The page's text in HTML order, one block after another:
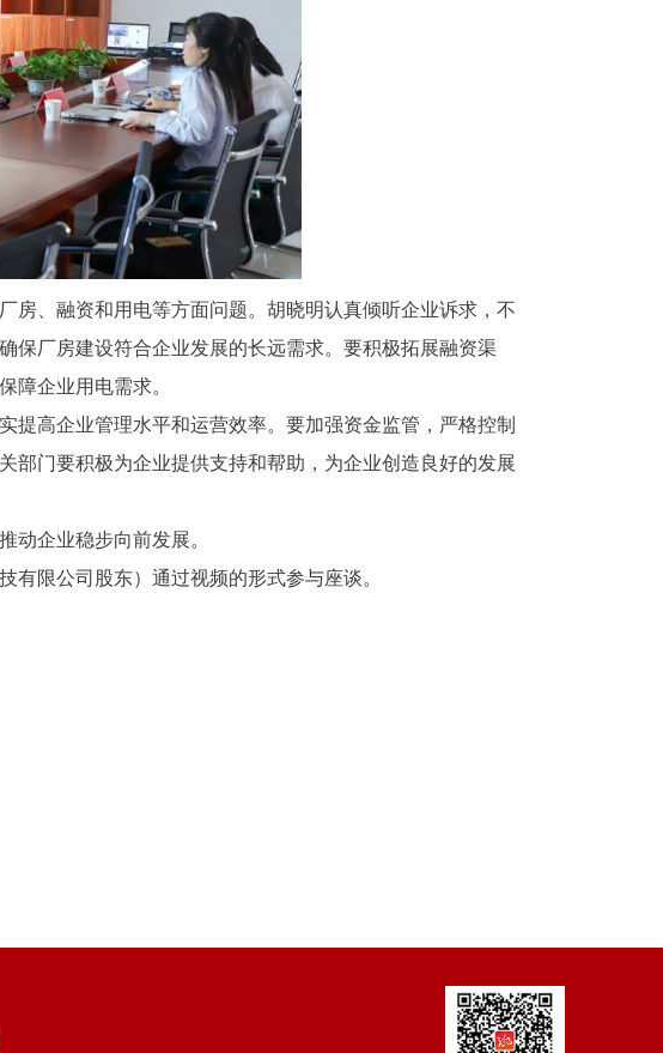
房、融资和用电等方面问题。胡晓明认真倾听企业诉求，不
保厂房建设符合企业发展的长远需求。要积极拓展融资渠
障企业用电需求。
高企业管理水平和运营效率。要加强资金监管，严格控制
部门要积极为企业提供支持和帮助，为企业创造良好的发展
动企业稳步向前发展。
限公司股东）通过视频的形式参与座谈。